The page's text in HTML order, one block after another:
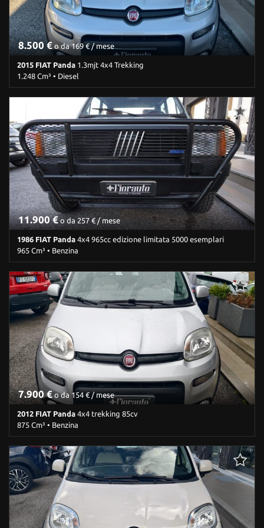
Vetri oscurati • Vivavoce • Volante in pelle • Volante multifunzione
8.500 € o da 169 € / mese
2015 FIAT Panda 1.3mjt 4x4 Trekking
1.248 Cm³ • Diesel
174.000 Km • Cambio Manuale (5) • Argento metallizzato • 5 Porte
• ABS • Airbag • Airbag Passeggero • Airbag testa • Alzacristalli
elettrici • Autoradio • Bluetooth • Boardcomputer • Cerchi in lega •
Chiusura centralizzata • Chiusura centralizzata telecomandata •
Climatizzatore • Controllo automatico clima • Controllo trazione •
Controllo vocale • ESP • Fendinebbia • Filtro antiparticolato • Hill
holder • Immobilizzatore elettronico • Isofix • Kit fumatori •
Lettore CD • Luci diurne • Marmitta catalitica • MP3 • Ruotino •
Servosterzo • Navigatore satellitare • Specchietti laterali elettrici •
Start/Stop Automatico • Trazione integrale • USB • Vetri oscurati •
Vivavoce • Volante in pelle • Volante multifunzione
11.900 €o da 257 € / mese
1986 FIAT Panda 4x4 965cc edizione limitata 5000 esemplari
965 Cm³ • Benzina
186.000 Km • Cambio Manuale (5) • Verde pastello • 3 Porte •
Alzacristalli elettrici • Ruota di riserva • Trazione integrale
7.900 € o da 154 € / mese
2012 FIAT Panda 4x4 trekking 85cv
875 Cm³ • Benzina
173.000 Km • Cambio Manuale (6) • Argento metallizzato • 5 Porte
• ABS • Airbag • Airbag laterali • Airbag Passeggero • Alzacristalli
elettrici • Autoradio • Boardcomputer • Bracciolo • Cerchi in lega •
Chiusura centralizzata • Chiusura centralizzata telecomandata •
Climatizzatore • Controllo trazione • ESP • Fendinebbia • Hill
holder • Immobilizzatore elettronico • Isofix • Lettore CD • Luci
diurne • Marmitta catalitica • MP3 • Ruotino • Sensori di parcheggio
posteriori • Servosterzo • Start/Stop Automatico • Trazione